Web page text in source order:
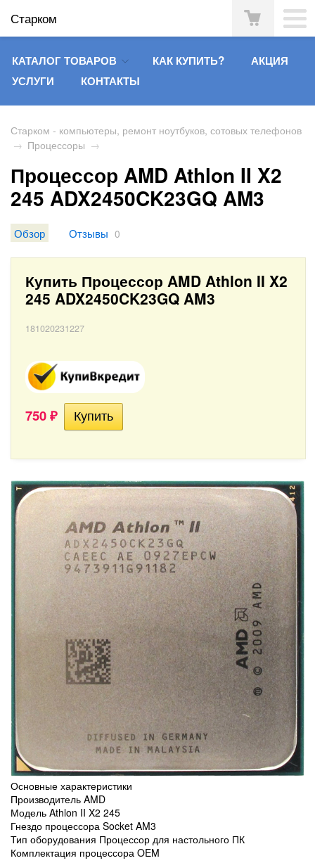
Старком
КАТАЛОГ ТОВАРОВ КАК КУПИТЬ?
АКЦИЯ
УСЛУГИ
КОНТАКТЫ
Старком - компьютеры, ремонт ноутбуков, сотовых телефонов
→ Процессоры →
Процессор AMD Athlon II X2
245 ADX2450CK23GQ AM3
Обзор Отзывы 0
Купить Процессор AMD Athlon II X2
245 ADX2450CK23GQ AM3
181020231227
750 ₽
Основные характеристики
Производитель AMD
Модель Athlon II X2 245
Гнездо процессора Socket AM3
Тип оборудования Процессор для настольного ПК
Комплектация процессора OEM